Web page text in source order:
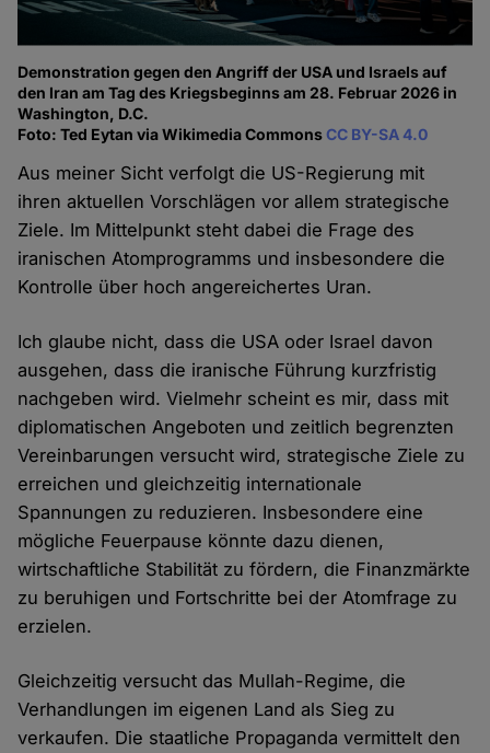
Demonstration gegen den Angriff der USA und Israels auf
den Iran am Tag des Kriegsbeginns am 28. Februar 2026 in
Washington, D.C.
Foto: Ted Eytan via Wikimedia CommonsCC BY-SA 4.0
Aus meiner Sicht verfolgt die US-Regierung mit
ihren aktuellen Vorschlägen vor allem strategische
Ziele. Im Mittelpunkt steht dabei die Frage des
iranischen Atomprogramms und insbesondere die
Kontrolle über hoch angereichertes Uran.
Ich glaube nicht, dass die USA oder Israel davon
ausgehen, dass die iranische Führung kurzfristig
nachgeben wird. Vielmehr scheint es mir, dass mit
diplomatischen Angeboten und zeitlich begrenzten
Vereinbarungen versucht wird, strategische Ziele zu
erreichen und gleichzeitig internationale
Spannungen zu reduzieren. Insbesondere eine
mögliche Feuerpause könnte dazu dienen,
wirtschaftliche Stabilität zu fördern, die Finanzmärkte
zu beruhigen und Fortschritte bei der Atomfrage zu
erzielen.
Gleichzeitig versucht das Mullah-Regime, die
Verhandlungen im eigenen Land als Sieg zu
verkaufen. Die staatliche Propaganda vermittelt den